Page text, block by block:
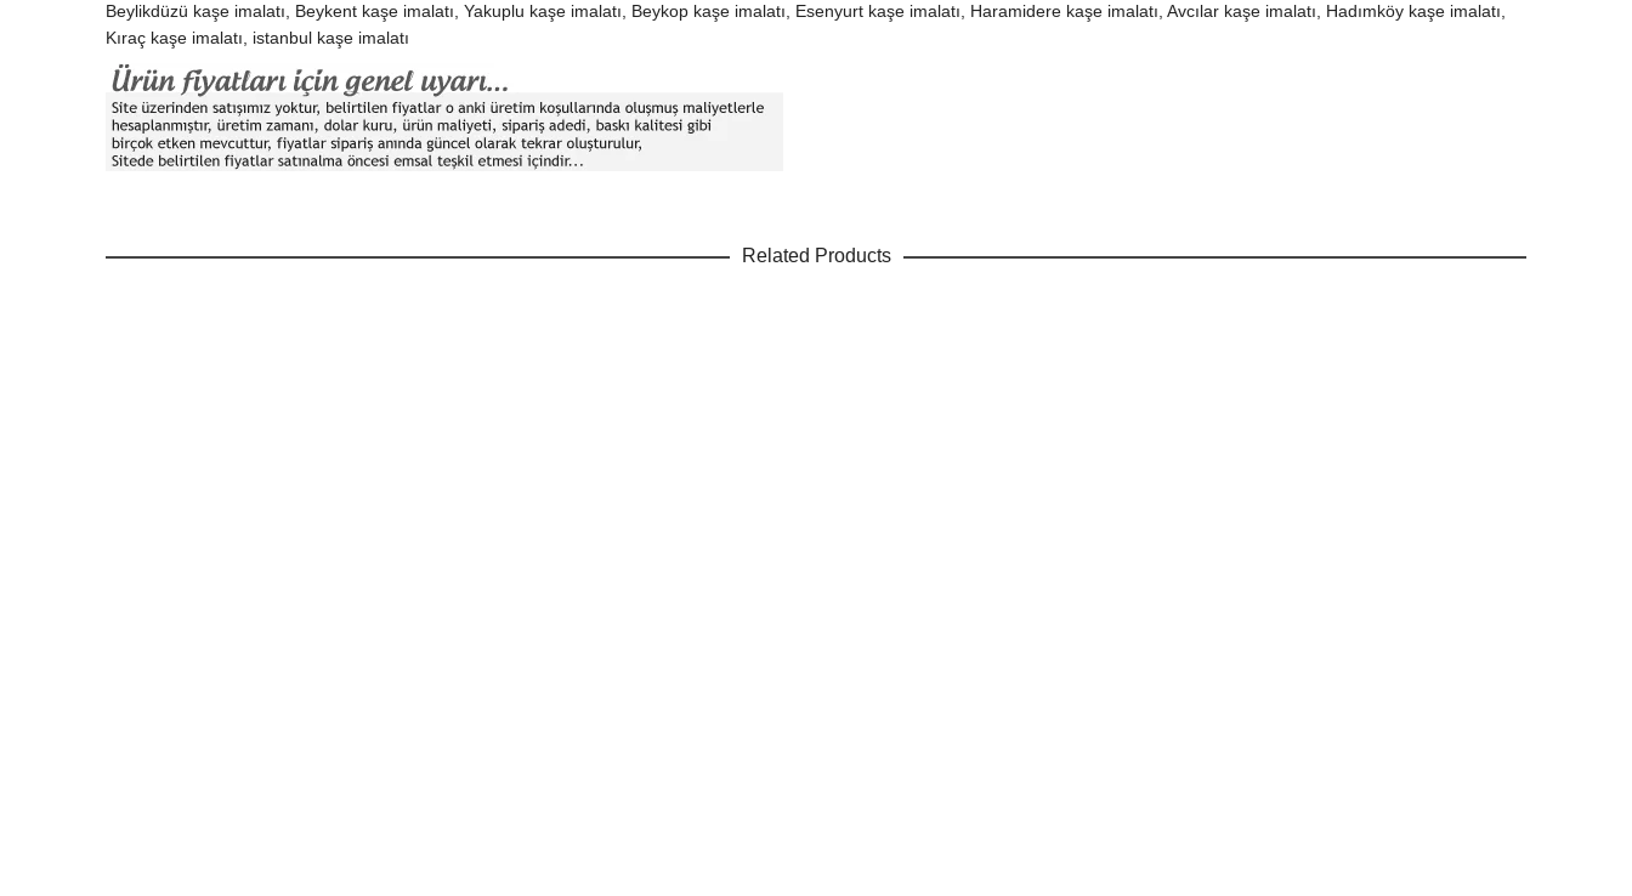
Beylikdüzü kaşe imalatı, Beykent kaşe imalatı, Yakuplu kaşe imalatı, Beykop kaşe imalatı, Esenyurt kaşe imalatı, Haramidere kaşe imalatı, Avcılar kaşe imalatı, Hadımköy kaşe imalatı,
Kıraç kaşe imalatı, istanbul kaşe imalatı
Related Products